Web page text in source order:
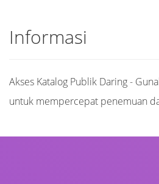
Informasi
Akses Katalog Publik Daring -
untuk mempercepat penemuan